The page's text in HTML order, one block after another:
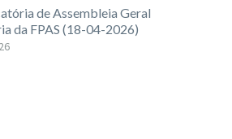
de Assembleia Geral
da FPAS (18-04-2026)